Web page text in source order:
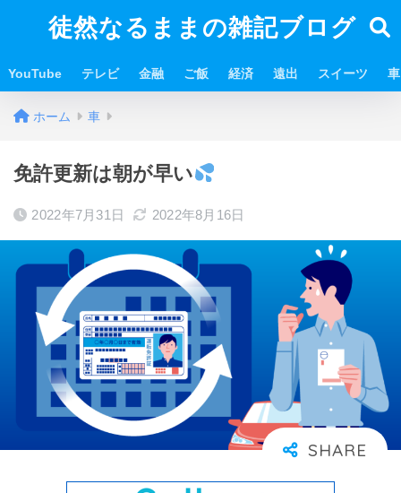
徒然なるままの雑記ブログ
YouTube テレビ 金融 ご飯 経済 遠出 スイーツ 車
ホーム 車
免許更新は朝が早い
2022年7月31日 2022年8月16日